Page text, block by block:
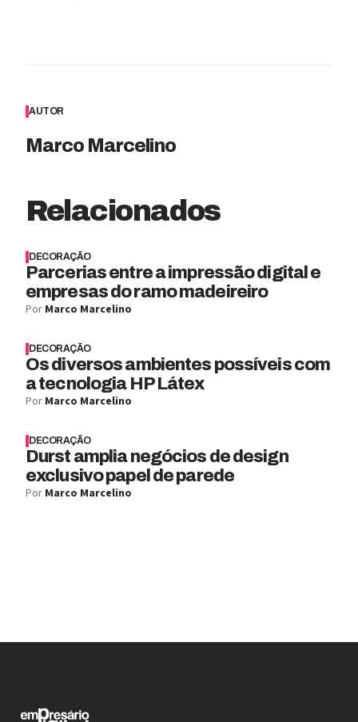
AUTOR
Marco Marcelino
Relacionados
DECORAÇÃO
Parcerias entre a impressão digital e
empresas do ramo madeireiro
Por Marco Marcelino
DECORAÇÃO
Os diversos ambientes possíveis com
a tecnologia HP Látex
Por Marco Marcelino
DECORAÇÃO
Durst amplia negócios de design
exclusivo papel de parede
Por Marco Marcelino